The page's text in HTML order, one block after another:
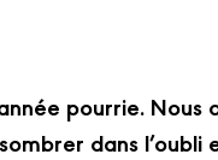
pourrie. Nous
dans l’oubli